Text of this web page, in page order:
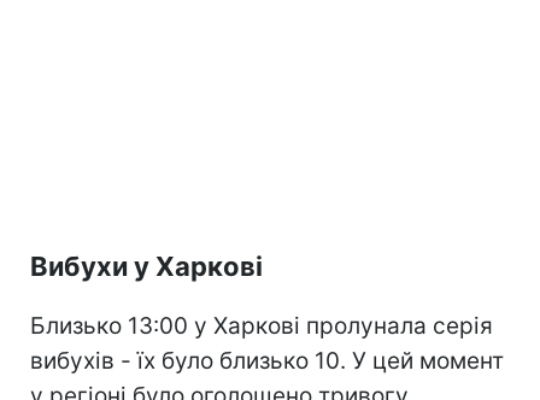
Вибухи у Харкові
Близько 13:00 у Харкові пролунала серія
вибухів - їх було близько 10. У цей момент